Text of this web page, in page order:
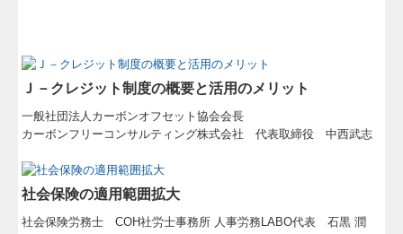
Ｊ－クレジット制度の概要と活用のメリット
一般社団法人カーボンオフセット協会会長
カーボンフリーコンサルティング株式会社 代表取締役 中西武志
社会保険の適用範囲拡大
社会保険労務士 COH社労士事務所 人事労務LABO代表 石黒 潤